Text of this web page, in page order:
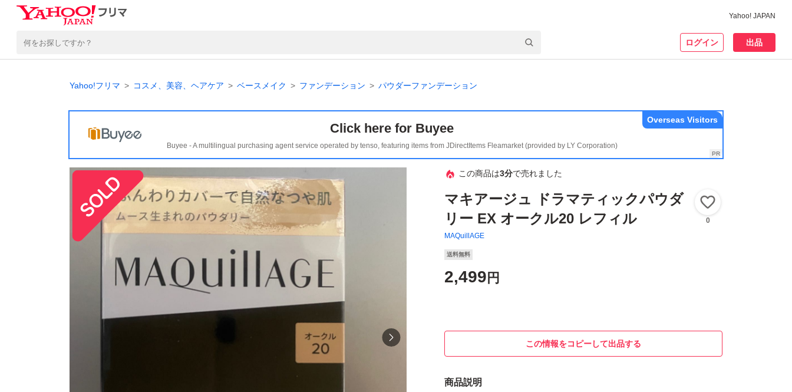
Yahoo! JAPAN
ログイン 出品
Yahoo!フリマ コスメ、美容、ヘアケア ベースメイク ファンデーション パウダーファンデーション
Click here for Buyee
Buyee - A multilingual purchasing agent service operated by tenso, featuring items from JDirectItems Fleamarket (provided by LY Corporation)
Overseas Visitors
この商品は3分で売れました
マキアージュ ドラマティックパウダ
リー EX オークル20 レフィル
MAQuillAGE
0
送料無料
2,499 円
この情報をコピーして出品する
商品説明